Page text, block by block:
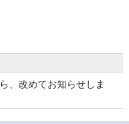
、改めてお知らせしま